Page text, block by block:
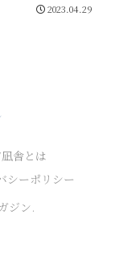
2023.04.29
舎とは
シーポリシー
ジン.